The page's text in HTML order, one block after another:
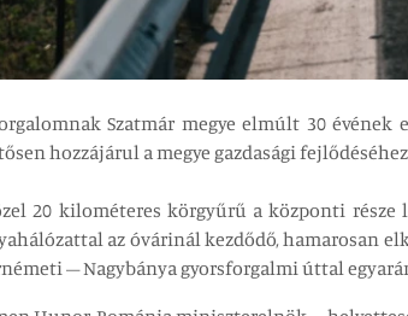
Szatmár megye elmúlt 30
hozzájárul a megye gazdasági
20 kilométeres körgyűrű a központi
az óvárinál kezdődő, hamarosan
– Nagybánya gyorsforgalmi úttal